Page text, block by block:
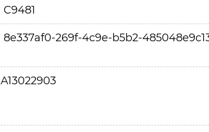
C9481
8e337af0-269f-4c9e-b5b2-
A13022903